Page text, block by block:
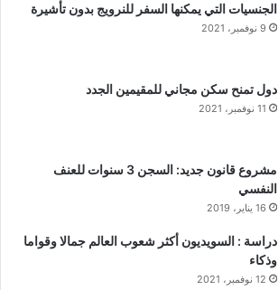
الجنسيات التي يمكنها السفر للنرويج بدون تأشيرة
9 نوفمبر، 2021
دول تمنح سكن مجاني للمقيمين الجدد
11 نوفمبر، 2021
مشروع قانون جديد: السجن 3 سنوات للعنف
النفسي
16 يناير، 2019
دراسة : السويديون أكثر شعوب العالم جمالا وقواما
وذكاء
12 نوفمبر، 2021